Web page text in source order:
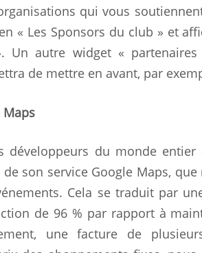
qui vous
« Les Sponsors du club » et
Un autre widget «
de mettre en avant, par
développeurs du monde entier
son service Google Maps,
Cela se traduit par
de 96 % par rapport à
une facture de